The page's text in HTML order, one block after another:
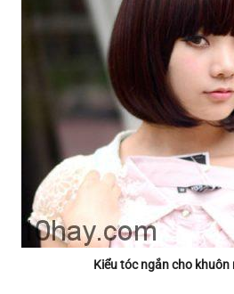
Kiểu tóc ngắn cho